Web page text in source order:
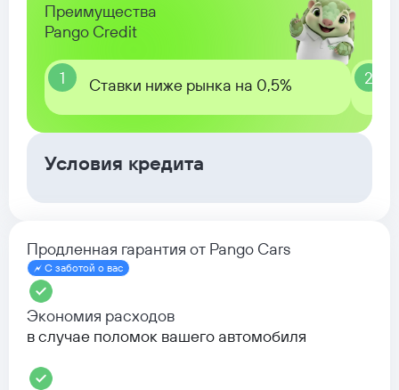
Преимущества
Pango Credit
1 Ставки ниже рынка на 0,5% 2
Условия кредита
Продленная гарантия от Pango Cars
С заботой о вас
Экономия расходов
в случае поломок вашего автомобиля